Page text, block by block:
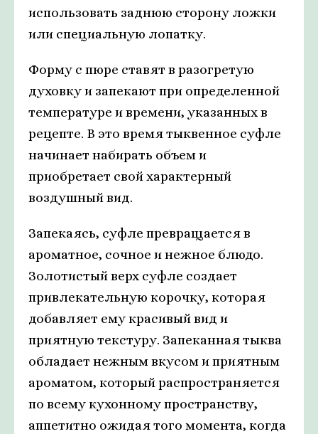
использовать заднюю сторону ложки
или специальную лопатку.
Форму с пюре ставят в разогретую
духовку и запекают при определенной
температуре и времени, указанных в
рецепте. В это время тыквенное суфле
начинает набирать объем и
приобретает свой характерный
воздушный вид.
Запекаясь, суфле превращается в
ароматное, сочное и нежное блюдо.
Золотистый верх суфле создает
привлекательную корочку, которая
добавляет ему красивый вид и
приятную текстуру. Запеканная тыква
обладает нежным вкусом и приятным
ароматом, который распространяется
по всему кухонному пространству,
аппетитно ожидая того момента, когда